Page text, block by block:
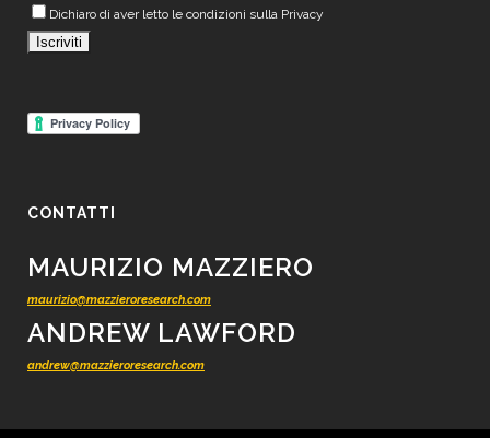
Dichiaro di aver letto le condizioni sulla Privacy
CONTATTI
MAURIZIO MAZZIERO
maurizio@mazzieroresearch.com
ANDREW LAWFORD
andrew@mazzieroresearch.com